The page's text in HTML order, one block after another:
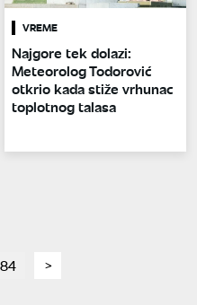
VREME
Najgore tek dolazi:
Meteorolog Todorović
otkrio kada stiže vrhunac
toplotnog talasa
page